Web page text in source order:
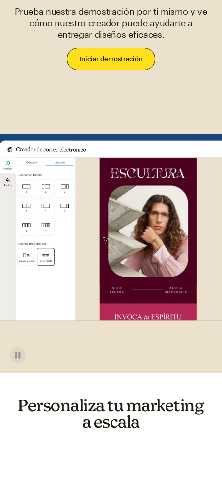
Prueba nuestra demostración por ti mismo y ve
cómo nuestro creador puede ayudarte a
entregar diseños eficaces.
Iniciar demostración
Ejemplo de la interfaz de
Personaliza tu marketing
a escala